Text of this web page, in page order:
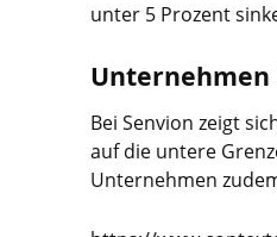
unter 5 Prozent
Unternehmen
Bei Senvion zeigt
auf die untere
Unternehmen